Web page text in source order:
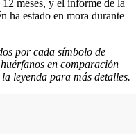
12 meses, y el informe de la
ha estado en mora durante
por cada símbolo de
huérfanos en comparación
la leyenda para más detalles.